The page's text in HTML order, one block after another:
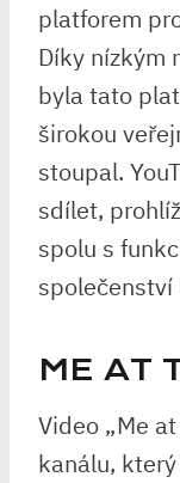
platforem
Díky nízkým
byla tato
širokou
stoupal.
sdílet,
spolu s
společenství
ME AT
Video „Me
kanálu,